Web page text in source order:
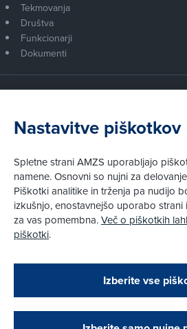
Podarjamo vam 10 €!
Obstoječi in novi AMZS
opravili registracijo
vrednostno darilno
Tekmovanja
Društva
Funkcionarji
Dokumenti
Postanite član AMZS
Zakaj (p)ostati član?
Kako vam pomagamo
Pravni vidiki
Piškotki
Pravno obvestilo
Pri spletni včlanitvi so podprta naslednja
Nastavitve piškotkov
Spletne strani AMZS uporabljajo
namene. Osnovni so nujni za
Piškotki analitike in trženja pa nudijo
izkušnjo, enostavnejšo uporabo
za vas pomembna.Več o piškotkih
piškotki.
Izberite vse